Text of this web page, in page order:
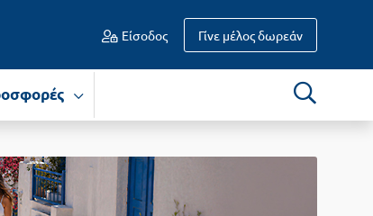
Είσοδος Γίνε μέλος δωρεάν